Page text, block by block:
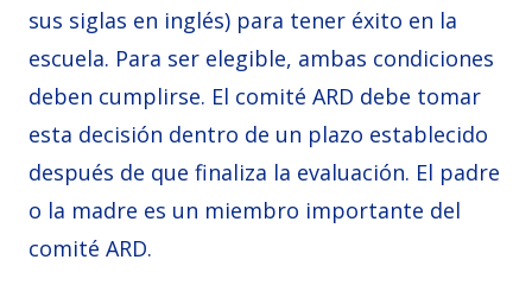
sus siglas en inglés) para tener éxito en la
escuela. Para ser elegible, ambas condiciones
deben cumplirse. El comité ARD debe tomar
esta decisión dentro de un plazo establecido
después de que finaliza la evaluación. El padre
o la madre es un miembro importante del
comité ARD.